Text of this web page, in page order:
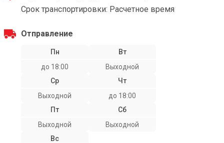
Срок транспортировки: Расчетное время
Отправление
Пн
до 18:00
Вт
Выходной
Ср
Выходной
Чт
до 18:00
Пт
Выходной
Сб
Выходной
Вс